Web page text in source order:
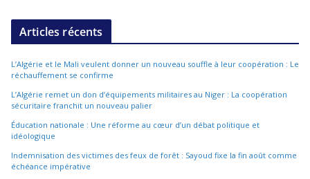
Articles récents
L’Algérie et le Mali veulent donner un nouveau souffle à leur coopération : Le
réchauffement se confirme
L’Algérie remet un don d’équipements militaires au Niger : La coopération
sécuritaire franchit un nouveau palier
Éducation nationale : Une réforme au cœur d’un débat politique et
idéologique
Indemnisation des victimes des feux de forêt : Sayoud fixe la fin août comme
échéance impérative